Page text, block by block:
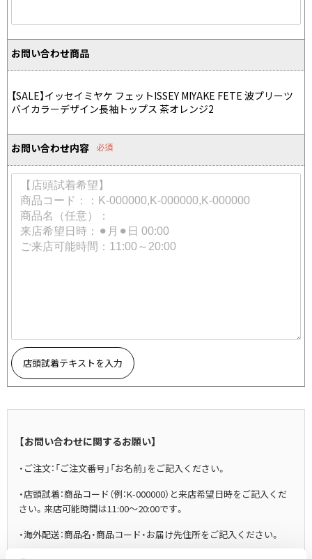
REGULATION Yohji Yamamoto
レギュレーション ヨウジヤマモト
S'YTE
Yohji Yamamoto
Yohji Yamamoto FEMME
ヨウジヤマモト ファム
Yohji Yamamoto NOIR
ヨウジヤマモト ノアール
Yohji Yamamoto POUR HOMME
ヨウジヤマモト プールオム
ワイズフォーメン
ワイスリー
LIMI feu
リミフゥ
アクセサリー
バッグ
帽子
ストール・マフラー
ベルト・サスペンダー
パンプス
ミュール・サンダル
ブーツ・シューズ
スニーカー
アクセサリー
バッグ
帽子
ストール・マフラー
ネクタイ
ベルト・サスペンダー
ブーツ・シューズ
スニーカー・サンダル
その他のアクセサリー
Dye
2026.07.16
Denim
お問い合わせ商品
【SALE】イッセイミヤケ フェットISSEY MIYAKE FETE 波プリーツ
バイカラーデザイン長袖トップス 茶オレンジ2
お問い合わせ内容 必須
店頭試着テキストを入力
【お問い合わせに関するお願い】
・ご注文：「ご注文番号」「お名前」をご記入ください。
・店頭試着：商品コード（例：K-000000）と来店希望日時をご記入くだ
さい。来店可能時間は11:00～20:00です。
・海外配送：商品名・商品コード・お届け先住所をご記入ください。